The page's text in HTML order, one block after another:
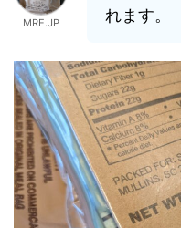
MRE.JP
れます。